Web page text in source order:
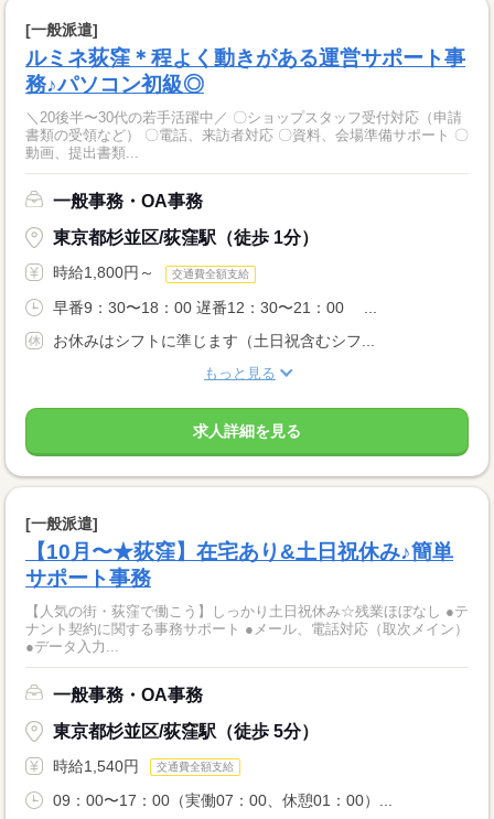
[一般派遣]
ルミネ荻窪＊程よく動きがある運営サポート事
務♪パソコン初級◎
＼20後半〜30代の若手活躍中／ 〇ショップスタッフ受付対応（申請
書類の受領など） 〇電話、来訪者対応 〇資料、会場準備サポート 〇
動画、提出書類...
一般事務・OA事務
東京都杉並区/荻窪駅（徒歩 1分）
時給1,800円～ 交通費全額支給
早番9：30〜18：00 遅番12：30〜21：00 ...
お休みはシフトに準じます（土日祝含むシフ...
もっと見る
求人詳細を見る
[一般派遣]
【10月〜★荻窪】在宅あり&土日祝休み♪簡単
サポート事務
【人気の街・荻窪で働こう】しっかり土日祝休み☆残業ほぼなし ●テ
ナント契約に関する事務サポート ●メール、電話対応（取次メイン）
●データ入力...
一般事務・OA事務
東京都杉並区/荻窪駅（徒歩 5分）
時給1,540円 交通費全額支給
09：00〜17：00（実働07：00、休憩01：00）...